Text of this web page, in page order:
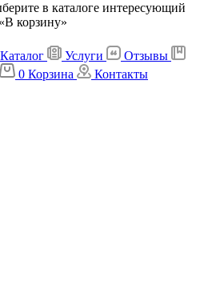
в каталоге интересующий
корзину»
Каталог Услуги
Отзывы
0 Корзина Контакты